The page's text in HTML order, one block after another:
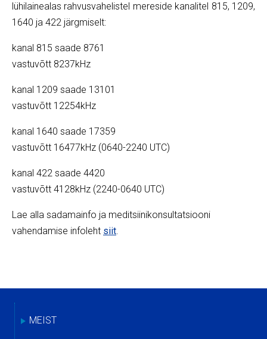
lühilainealas rahvusvahelistel mereside kanalitel 815, 1209,
1640 ja 422 järgmiselt:
kanal 815 saade 8761
vastuvõtt 8237kHz
kanal 1209 saade 13101
vastuvõtt 12254kHz
kanal 1640 saade 17359
vastuvõtt 16477kHz (0640-2240 UTC)
kanal 422 saade 4420
vastuvõtt 4128kHz (2240-0640 UTC)
Lae alla sadamainfo ja meditsiinikonsultatsiooni
vahendamise infoleht siit.
MEIST